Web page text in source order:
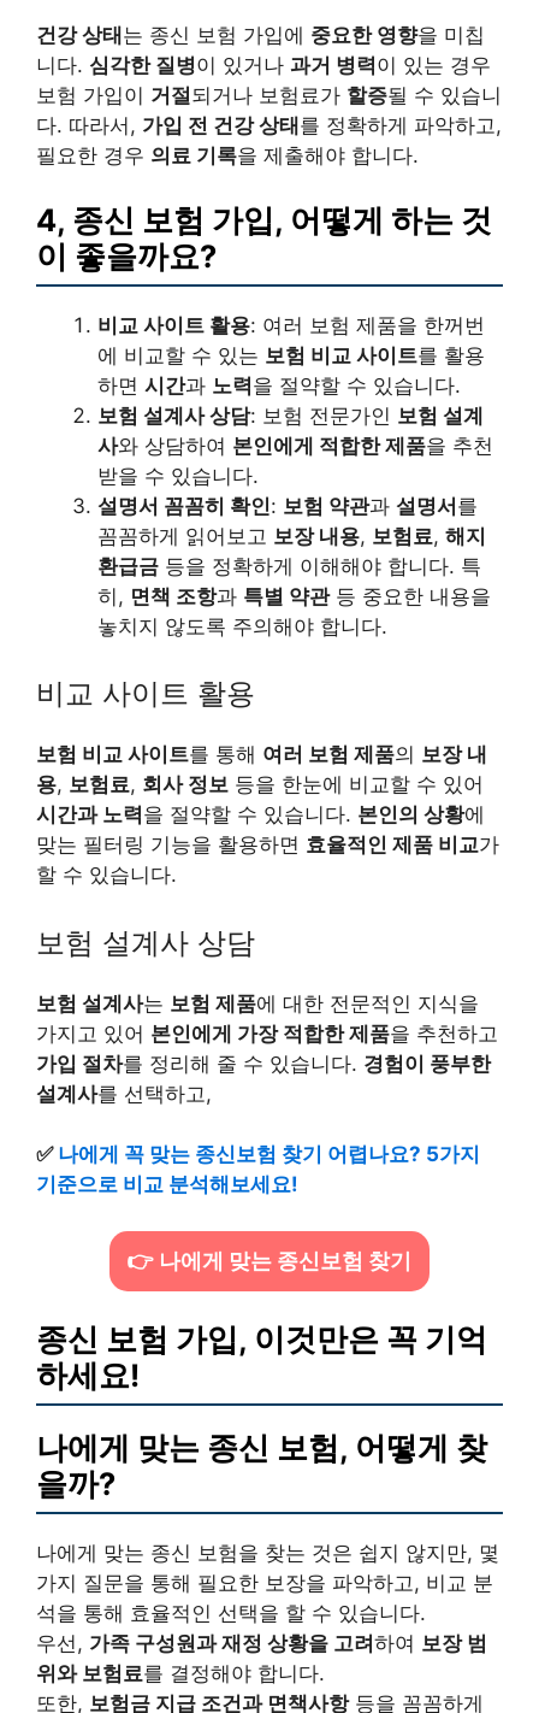
건강 상태 는 종신 보험 가입에 중요한 영향을 미칩
니다. 심각한 질병이 있거나 과거 병력이 있는 경우
보험 가입이 거절되거나 보험료가 할증될 수 있습니
다. 따라서, 가입 전 건강 상태 를 정확하게 파악하고,
필요한 경우 의료 기록을 제출해야 합니다.
4, 종신 보험 가입, 어떻게 하는 것
이 좋을까요?
비교 사이트 활용: 여러 보험 제품을 한꺼번
에 비교할 수 있는 보험 비교 사이트를 활용
하면 시간과 노력을 절약할 수 있습니다.
보험 설계사 상담: 보험 전문가인 보험 설계
사와 상담하여 본인에게 적합한 제품을 추천
받을 수 있습니다.
설명서 꼼꼼히 확인: 보험 약관과 설명서를
꼼꼼하게 읽어보고 보장 내용, 보험료, 해지
환급금 등을 정확하게 이해해야 합니다. 특
히, 면책 조항과 특별 약관등 중요한 내용을
놓치지 않도록 주의해야 합니다.
비교 사이트 활용
보험 비교 사이트를 통해 여러 보험 제품의 보장 내
용, 보험료, 회사 정보 등을 한눈에 비교할 수 있어
시간과 노력을 절약할 수 있습니다. 본인의 상황에
맞는 필터링 기능을 활용하면 효율적인 제품 비교가
할 수 있습니다.
보험 설계사 상담
보험 설계사는 보험 제품에 대한 전문적인 지식을
가지고 있어 본인에게 가장 적합한 제품을 추천하고
가입 절차를 정리해 줄 수 있습니다. 경험이 풍부한
설계사를 선택하고,
✅ 나에게 꼭 맞는 종신보험 찾기 어렵나요? 5가지
기준으로 비교 분석해보세요!
👉 나에게 맞는 종신보험 찾기
종신 보험 가입, 이것만은 꼭 기억
하세요!
나에게 맞는 종신 보험, 어떻게 찾
을까?
나에게 맞는 종신 보험을 찾는 것은 쉽지 않지만, 몇
가지 질문을 통해 필요한 보장을 파악하고, 비교 분
석을 통해 효율적인 선택을 할 수 있습니다.
우선, 가족 구성원과 재정 상황을 고려 하여 보장 범
위와 보험료를 결정해야 합니다.
또한, 보험금 지급 조건과 면책사항등을 꼼꼼하게